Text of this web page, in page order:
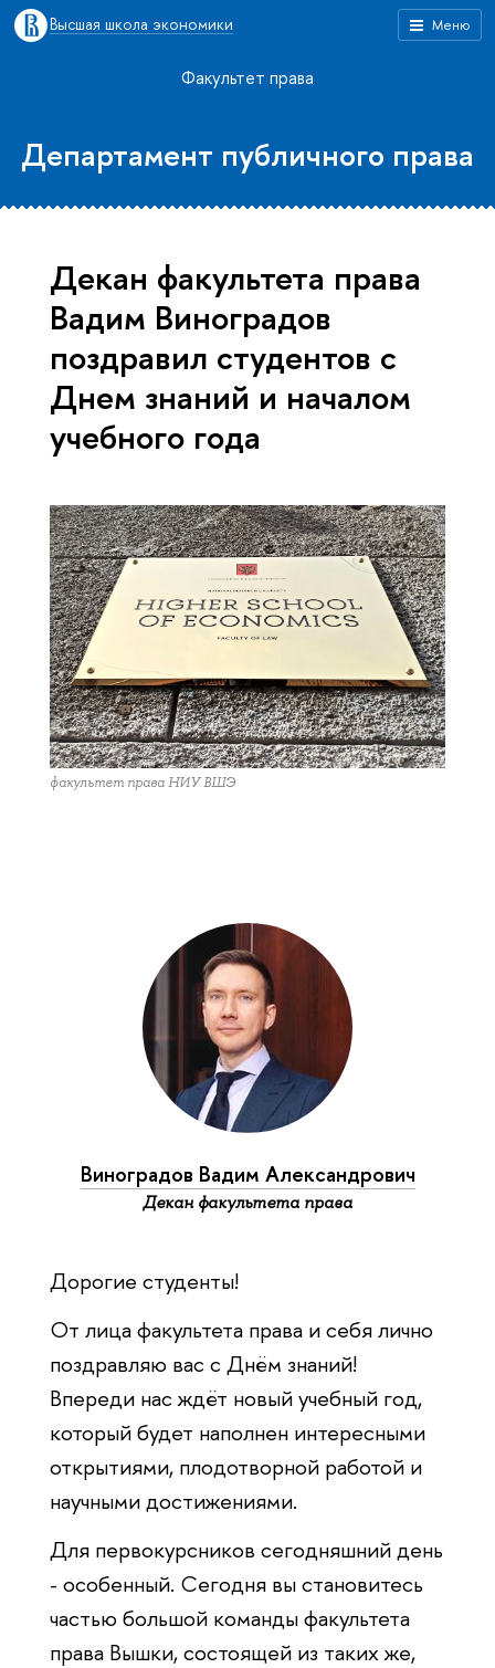
Меню
Высшая школа экономики
Факультет права
Департамент публичного права
Декан факультета права
Вадим Виноградов
поздравил студентов с
Днем знаний и началом
учебного года
факультет права НИУ ВШЭ
Виноградов Вадим Александрович
Декан факультета права
Дорогие студенты!
От лица факультета права и себя лично
поздравляю вас с Днём знаний!
Впереди нас ждёт новый учебный год,
который будет наполнен интересными
открытиями, плодотворной работой и
научными достижениями.
Для первокурсников сегодняшний день
- особенный. Сегодня вы становитесь
частью большой команды факультета
права Вышки, состоящей из таких же,